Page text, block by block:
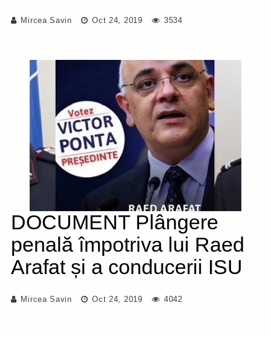
Mircea Savin Oct 24, 2019 3534
DOCUMENT Plângere
penală împotriva lui Raed
Arafat și a conducerii ISU
Mircea Savin Oct 24, 2019 4042